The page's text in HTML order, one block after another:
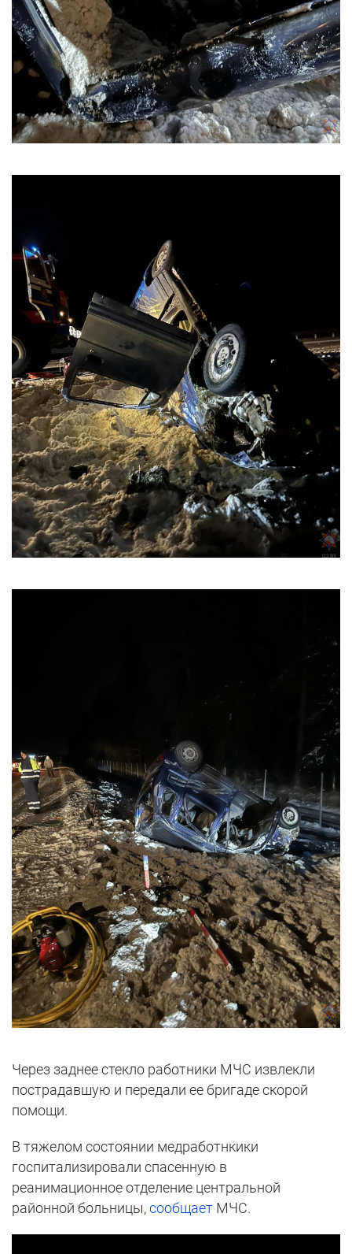
Через заднее стекло работники МЧС извлекли
пострадавшую и передали ее бригаде скорой
помощи.
В тяжелом состоянии медработнкики
госпитализировали спасенную в
реанимационное отделение центральной
районной больницы,сообщает МЧС.